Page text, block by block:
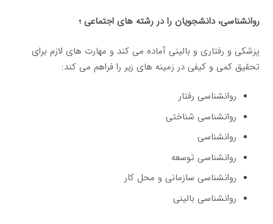
روانشناسی، دانشجویان را در رشته های اجتماعی ؛
پزشکی و رفتاری و بالینی آماده می کند و مهارت های لازم برای
تحقیق کمی و کیفی در زمینه های زیر را فراهم می کند:
روانشناسی رفتار
روانشناسی شناختی
روانشناسی
روانشناسی توسعه
روانشناسی سازمانی و محل کار
روانشناسی بالینی